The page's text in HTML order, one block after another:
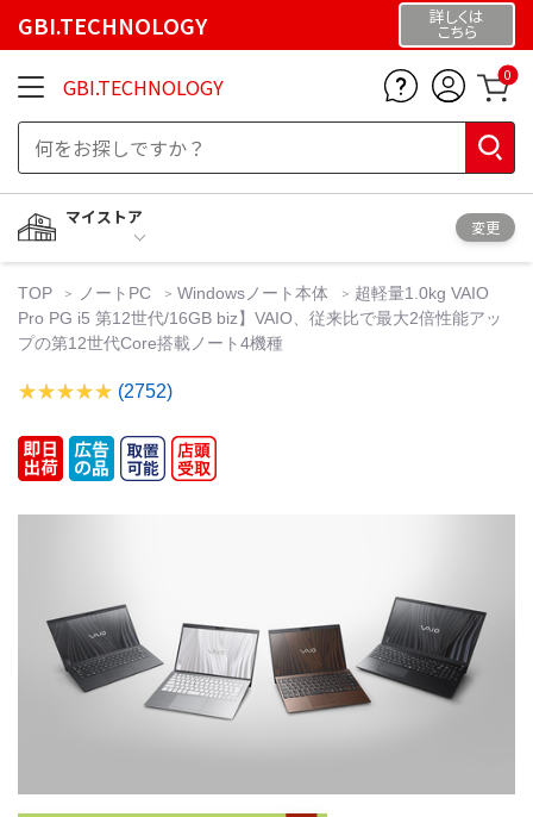
GBI.TECHNOLOGY 詳しくは
こちら
GBI.TECHNOLOGY 0
マイストア
変更
TOP ノートPC Windowsノート本体
超軽量1.0kg VAIO
Pro PG i5 第12世代/16GB biz】VAIO、従来比で最大2倍性能アッ
プの第12世代Core搭載ノート4機種
(2752)